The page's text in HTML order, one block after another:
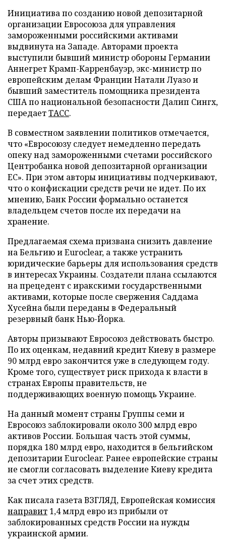
Инициатива по созданию новой депозитарной
организации Евросоюза для управления
замороженными российскими активами
выдвинута на Западе. Авторами проекта
выступили бывший министр обороны Германии
Аннегрет Крамп-Карренбауэр, экс-министр по
европейским делам Франции Натали Луазо и
бывший заместитель помощника президента
США по национальной безопасности Далип Сингх,
передаетТАСС.
В совместном заявлении политиков отмечается,
что «Евросоюзу следует немедленно передать
опеку над замороженными счетами российского
Центробанка новой депозитарной организации
ЕС». При этом авторы инициативы подчеркивают,
что о конфискации средств речи не идет. По их
мнению, Банк России формально останется
владельцем счетов после их передачи на
хранение.
Предлагаемая схема призвана снизить давление
на Бельгию и Euroclear, а также устранить
юридические барьеры для использования средств
в интересах Украины. Создатели плана ссылаются
на прецедент с иракскими государственными
активами, которые после свержения Саддама
Хусейна были переданы в Федеральный
резервный банк Нью-Йорка.
Авторы призывают Евросоюз действовать быстро.
По их оценкам, недавний кредит Киеву в размере
90 млрд евро закончится уже в следующем году.
Кроме того, существует риск прихода к власти в
странах Европы правительств, не
поддерживающих военную помощь Украине.
На данный момент страны Группы семи и
Евросоюз заблокировали около 300 млрд евро
активов России. Большая часть этой суммы,
порядка 180 млрд евро, находится в бельгийском
депозитарии Euroclear. Ранее европейские страны
не смогли согласовать выделение Киеву кредита
за счет этих средств.
Как писала газета ВЗГЛЯД, Европейская комиссия
направит 1,4 млрд евро из прибыли от
заблокированных средств России на нужды
украинской армии.